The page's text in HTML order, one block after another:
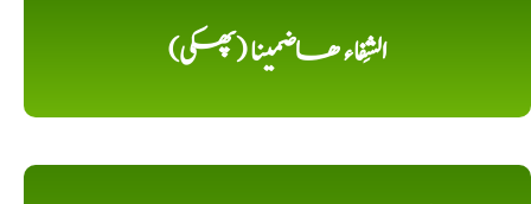
الشِفاء ھاضمینا (پھکی)